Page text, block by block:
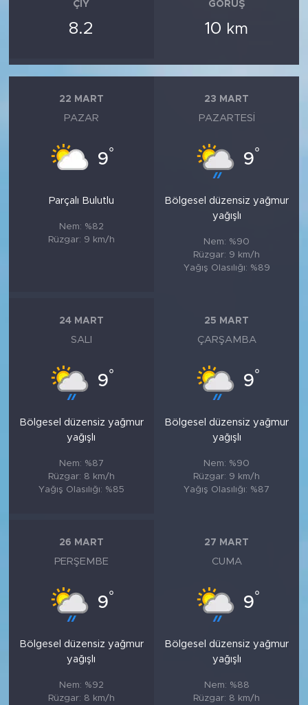
ÇIY
8.2
GÖRÜŞ
10 km
22 MART
PAZAR
9°
Parçalı Bulutlu
Nem: %82
Rüzgar: 9 km/h
23 MART
PAZARTESI
9°
Bölgesel düzensiz yağmur
yağışlı
Nem: %90
Rüzgar: 9 km/h
Yağış Olasılığı: %89
24 MART
SALI
9°
Bölgesel düzensiz yağmur
yağışlı
Nem: %87
Rüzgar: 8 km/h
Yağış Olasılığı: %85
25 MART
ÇARŞAMBA
9°
Bölgesel düzensiz yağmur
yağışlı
Nem: %90
Rüzgar: 9 km/h
Yağış Olasılığı: %87
26 MART
PERŞEMBE
9°
Bölgesel düzensiz yağmur
yağışlı
Nem: %92
Rüzgar: 8 km/h
27 MART
CUMA
9°
Bölgesel düzensiz yağmur
yağışlı
Nem: %88
Rüzgar: 8 km/h